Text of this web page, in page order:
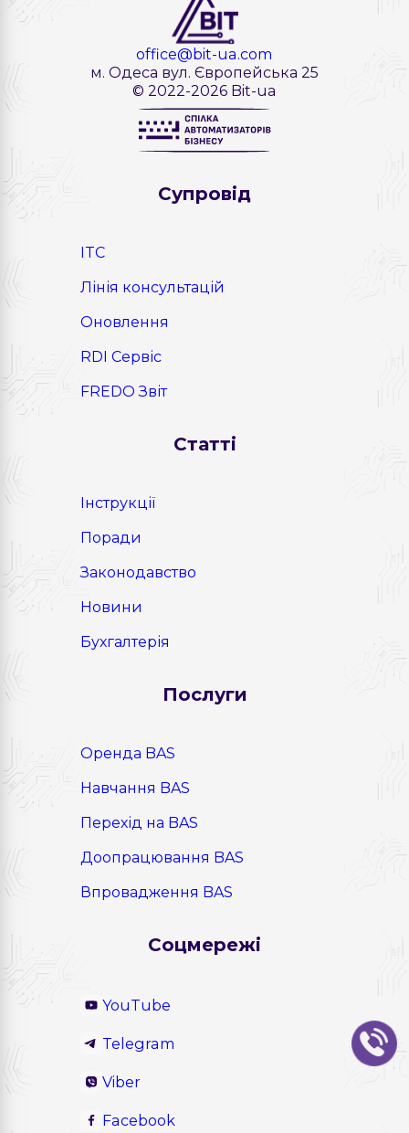
office@bit-ua.com
м. Одеса вул. Європейська 25
© 2022-2026 Bit-ua
Cупровід
ITC
Лінія консультацій
Оновлення
RDI Сервіс
FREDO Звіт
Статті
Інструкції
Поради
Законодавство
Новини
Бухгалтерія
Послуги
Оренда BAS
Навчання BAS
Перехід на BAS
Доопрацювання BAS
Впровадження BAS
Соцмережі
YouTube
Telegram
Viber
Facebook